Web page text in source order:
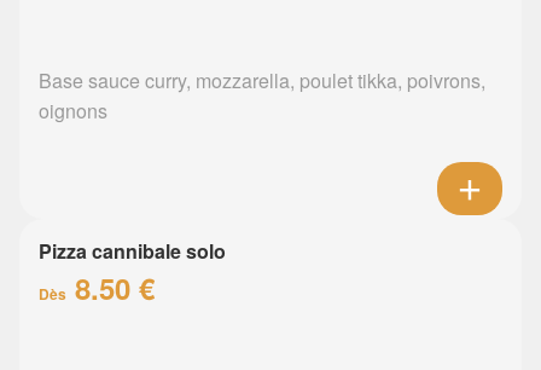
Base sauce curry, mozzarella, poulet tikka, poivrons,
oignons
Pizza cannibale solo
Dès 8.50 €